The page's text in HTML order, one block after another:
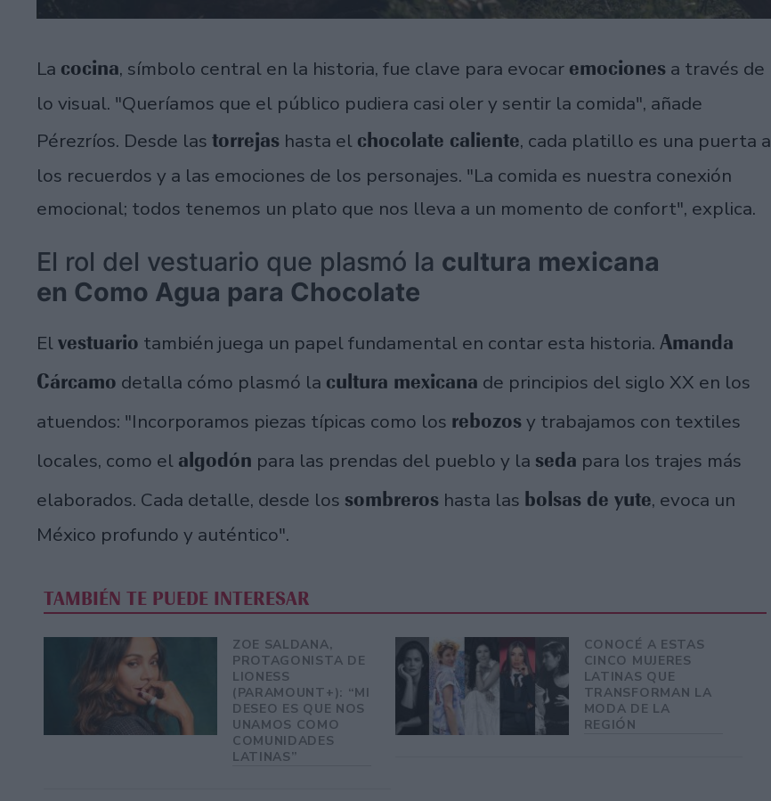
La cocina, símbolo central en la historia, fue clave para evocar emociones a través de
lo visual. "Queríamos que el público pudiera casi oler y sentir la comida", añade
Pérezríos. Desde las torrejas hasta el chocolate caliente, cada platillo es una puerta a
los recuerdos y a las emociones de los personajes. "La comida es nuestra conexión
emocional; todos tenemos un plato que nos lleva a un momento de confort", explica.
El rol del vestuario que plasmó la cultura mexicana
en Como Agua para Chocolate
Elvestuario también juega un papel fundamental en contar esta historia. Amanda
Cárcamo detalla cómo plasmó la cultura mexicana de principios del siglo XX en los
atuendos: "Incorporamos piezas típicas como los rebozosy trabajamos con textiles
locales, como el algodón para las prendas del pueblo y la seda para los trajes más
elaborados. Cada detalle, desde los sombreros hasta las bolsas de yute, evoca un
México profundo y auténtico".
TAMBIÉN TE PUEDE INTERESAR
ZOE SALDANA,
PROTAGONISTA DE
LIONESS
(PARAMOUNT+): “MI
DESEO ES QUE NOS
UNAMOS COMO
COMUNIDADES
LATINAS”
CONOCÉ A ESTAS
CINCO MUJERES
LATINAS QUE
TRANSFORMAN LA
MODA DE LA
REGIÓN